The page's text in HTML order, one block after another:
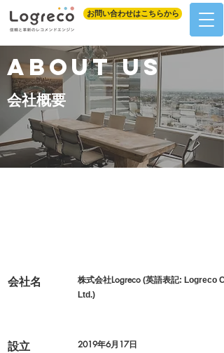
お問い合わせはこちらから
​ABOUT US
会社概要
会社名 株式会社Logreco (英語表記: Logreco
Ltd.)
設立 2019年6月17日